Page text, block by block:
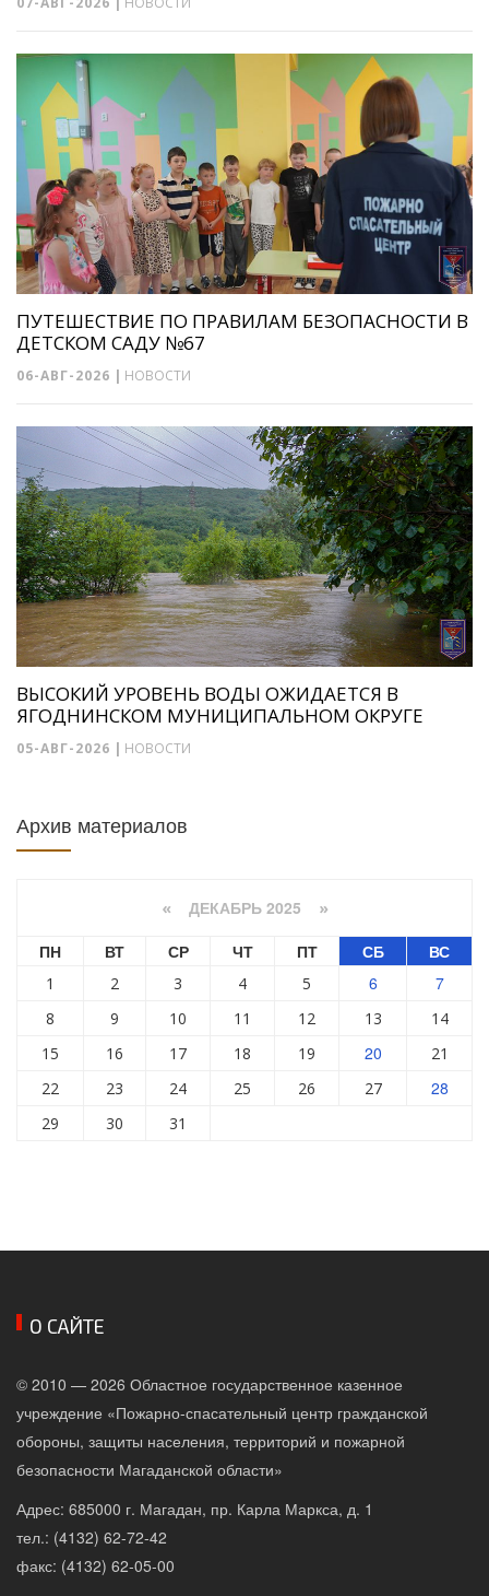
ПУТЕШЕСТВИЕ ПО ПРАВИЛАМ БЕЗОПАСНОСТИ В
ДЕТСКОМ САДУ №67
06-АВГ-2026 | НОВОСТИ
ВЫСОКИЙ УРОВЕНЬ ВОДЫ ОЖИДАЕТСЯ В
ЯГОДНИНСКОМ МУНИЦИПАЛЬНОМ ОКРУГЕ
05-АВГ-2026 | НОВОСТИ
Архив материалов
« ДЕКАБРЬ 2025 »
ПН ВТ СР ЧТ ПТ СБ ВС
1 2 3 4 5 6 7
8 9 10 11 12 13
14
15
16 17 18 19 20
21
22
23 24 25 26 27 28
29 30 31
О САЙТЕ
© 2010 — 2026 Областное государственное казенное
учреждение «Пожарно-спасательный центр гражданской
обороны, защиты населения, территорий и пожарной
безопасности Магаданской области»
Адрес: 685000 г. Магадан, пр. Карла Маркса, д. 1
тел.: (4132) 62-72-42
факс: (4132) 62-05-00